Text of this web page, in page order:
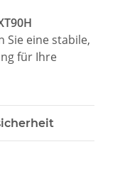
Sie eine stabile,
für Ihre